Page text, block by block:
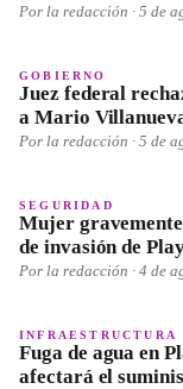
Por la redacción · 5 de
GOBIERNO
Juez federal
a Mario
Por la redacción · 5 de
SEGURIDAD
Mujer
de invasión de
Por la redacción · 4 de
INFRAESTRUCTURA
Fuga de agua en
afectará el